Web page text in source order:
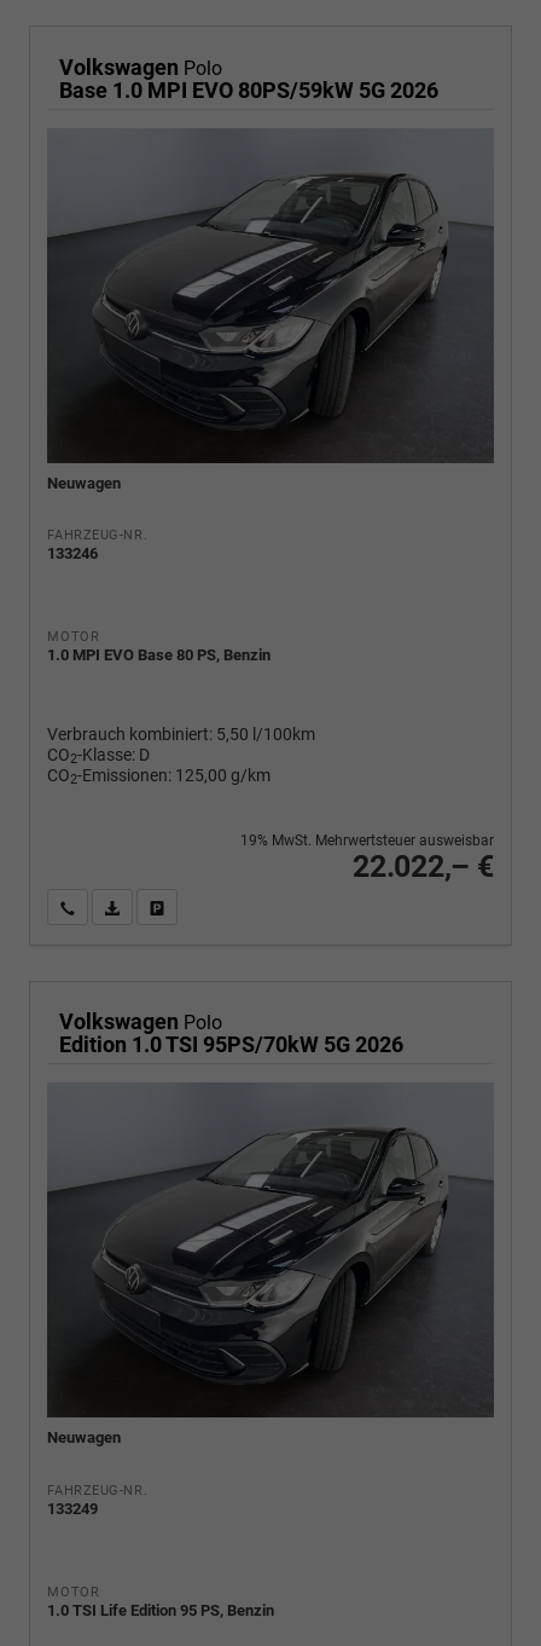
Volkswagen Polo
Base 1.0 MPI EVO 80PS/59kW 5G 2026
Neuwagen
FAHRZEUG-NR.
133246
MOTOR
1.0 MPI EVO Base 80 PS, Benzin
Verbrauch kombiniert: 5,50 l/100km
CO2-Klasse: D
CO2-Emissionen: 125,00 g/km
22.022,– €
19% MwSt. Mehrwertsteuer ausweisbar
Wir rufen Sie anPDF-Fahrzeugexposé drucken
Volkswagen Polo
Edition 1.0 TSI 95PS/70kW 5G 2026
Neuwagen
FAHRZEUG-NR.
133249
MOTOR
1.0 TSI Life Edition 95 PS, Benzin